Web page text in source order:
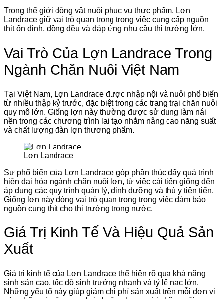
Trong thế giới động vật nuôi phục vụ thực phẩm, Lợn
Landrace giữ vai trò quan trọng trong việc cung cấp nguồn
thịt ổn định, đồng đều và đáp ứng nhu cầu thị trường lớn.
Vai Trò Của Lợn Landrace Trong
Ngành Chăn Nuôi Việt Nam
Tại Việt Nam, Lợn Landrace được nhập nội và nuôi phổ biến
từ nhiều thập kỷ trước, đặc biệt trong các trang trại chăn nuôi
quy mô lớn. Giống lợn này thường được sử dụng làm nái
nền trong các chương trình lai tạo nhằm nâng cao năng suất
và chất lượng đàn lợn thương phẩm.
Lợn Landrace
Sự phổ biến của Lợn Landrace góp phần thúc đẩy quá trình
hiện đại hóa ngành chăn nuôi lợn, từ việc cải tiến giống đến
áp dụng các quy trình quản lý, dinh dưỡng và thú y tiên tiến.
Giống lợn này đóng vai trò quan trọng trong việc đảm bảo
nguồn cung thịt cho thị trường trong nước.
Giá Trị Kinh Tế Và Hiệu Quả Sản
Xuất
Giá trị kinh tế của Lợn Landrace thể hiện rõ qua khả năng
sinh sản cao, tốc độ sinh trưởng nhanh và tỷ lệ nạc lớn.
Những yếu tố này giúp giảm chi phí sản xuất trên mỗi đơn vị